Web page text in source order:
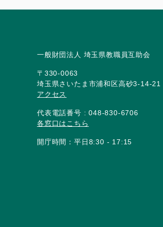
一般財団法人 埼玉県教職員互助会
〒330-0063
埼玉県さいたま市浦和区高砂3-14-21
アクセス
代表電話番号 : 048-830-6706
各窓口はこちら
開庁時間：平日8:30 - 17:15